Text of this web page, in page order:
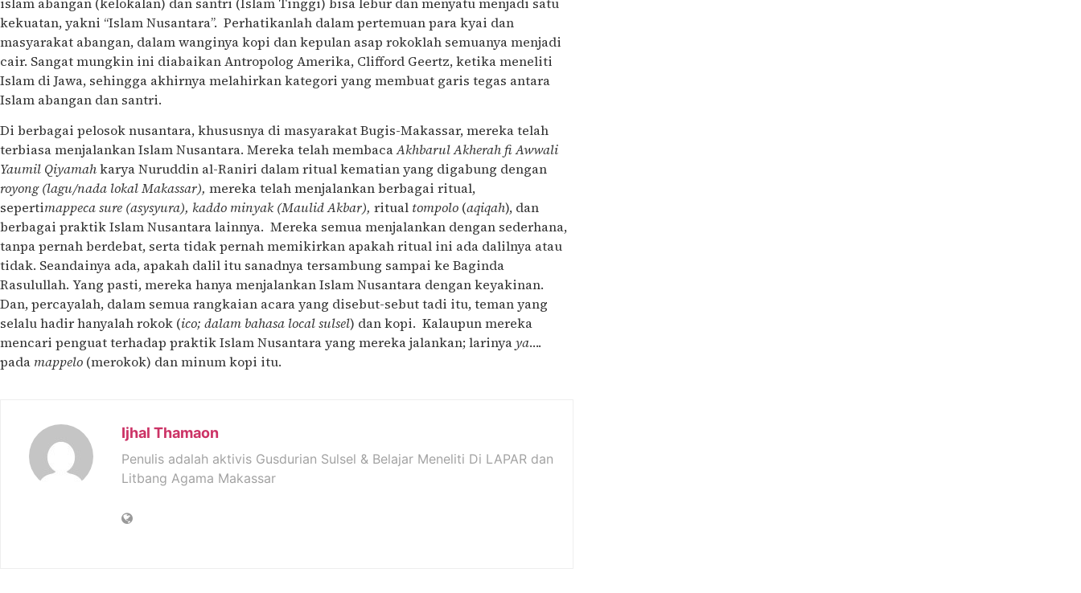
kekuatan, yakni “Islam Nusantara”. Perhatikanlah dalam pertemuan para kyai dan
masyarakat abangan, dalam wanginya kopi dan kepulan asap rokoklah semuanya menjadi
cair. Sangat mungkin ini diabaikan Antropolog Amerika, Clifford Geertz, ketika meneliti
Islam di Jawa, sehingga akhirnya melahirkan kategori yang membuat garis tegas antara
Islam abangan dan santri.
Di berbagai pelosok nusantara, khususnya di masyarakat Bugis-Makassar, mereka telah
terbiasa menjalankan Islam Nusantara. Mereka telah membacaAkhbarul Akherah fi Awwali
Yaumil Qiyamahkarya Nuruddin al-Raniri dalam ritual kematian yang digabung dengan
royong (lagu/nada lokal Makassar), mereka telah menjalankan berbagai ritual,
sepertimappeca sure (asysyura), kaddo minyak (Maulid Akbar), ritual tompolo (aqiqah), dan
berbagai praktik Islam Nusantara lainnya. Mereka semua menjalankan dengan sederhana,
tanpa pernah berdebat, serta tidak pernah memikirkan apakah ritual ini ada dalilnya atau
tidak. Seandainya ada, apakah dalil itu sanadnya tersambung sampai ke Baginda
Rasulullah. Yang pasti, mereka hanya menjalankan Islam Nusantara dengan keyakinan.
Dan, percayalah, dalam semua rangkaian acara yang disebut-sebut tadi itu, teman yang
selalu hadir hanyalah rokok (ico; dalam bahasa local sulsel) dan kopi. Kalaupun mereka
mencari penguat terhadap praktik Islam Nusantara yang mereka jalankan; larinyaya….
pada mappelo (merokok) dan minum kopi itu.
Ijhal Thamaon
Penulis adalah aktivis Gusdurian Sulsel & Belajar Meneliti Di LAPAR dan
Litbang Agama Makassar